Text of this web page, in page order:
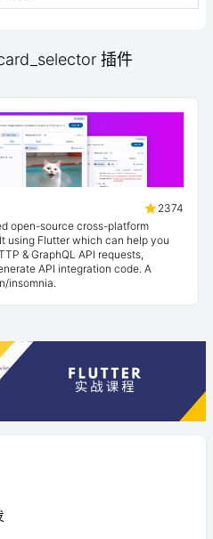
插件
2374
open-source cross-platform
using Flutter which can help you
& GraphQL API requests,
API integration code. A
insomnia.